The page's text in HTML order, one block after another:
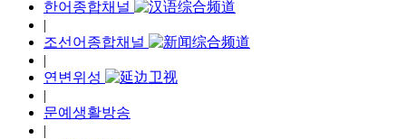
한어종합채널
|
조선어종합채널
|
연변위성
|
문예생활방송
|